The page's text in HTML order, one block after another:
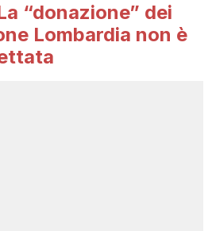
“donazione” dei
Lombardia non è